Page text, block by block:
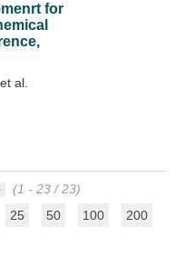
for
al.
(1 - 23 / 23)
25 50 100 200